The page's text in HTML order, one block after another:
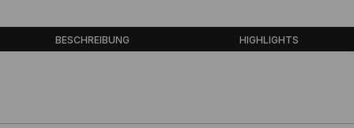
BESCHREIBUNG HIGHLIGHTS